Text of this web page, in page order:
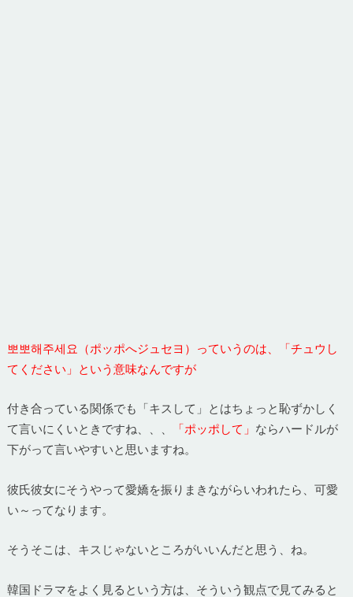
뽀뽀해주세요（ポッポへジュセヨ）っていうのは、「チュウし
てください」という意味なんですが
付き合っている関係でも「キスして」とはちょっと恥ずかしく
て言いにくいときですね、、、
「ポッポして」 ならハードルが
下がって言いやすいと思いますね。
彼氏彼女にそうやって愛嬌を振りまきながらいわれたら、可愛
い～ってなります。
そうそこは、キスじゃないところがいいんだと思う、ね。
韓国ドラマをよく見るという方は、そういう観点で見てみると